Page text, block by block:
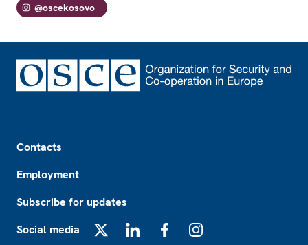
@oscekosovo
Contacts
Employment
Subscribe for updates
Social media